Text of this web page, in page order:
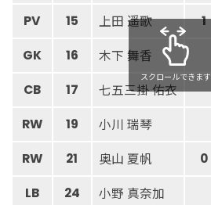
PV 15 上田 遥歌 1
GK 16 木下 舞香
CB 17 七五三掛 佑衣
RW 19 小川 瑞琴
RW 21 奥山 夏帆 0
LB 24 小野 真奈加
スクロールできます